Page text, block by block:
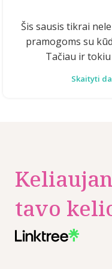
Šis sausis tikrai
pramogoms su
Tačiau ir tokiu
Skaityti
tavo